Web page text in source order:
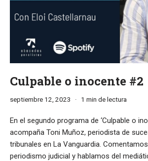
Culpable o inocente #2
septiembre 12, 2023 1 min de lectura
En el segundo programa de ‘Culpable o
acompaña Toni Muñoz, periodista de
tribunales en La Vanguardia.
periodismo judicial y hablamos del